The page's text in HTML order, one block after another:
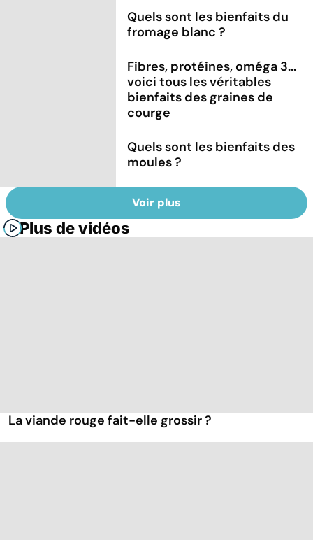
Quels sont les bienfaits du
fromage blanc ?
Fibres, protéines, oméga 3...
voici tous les véritables
bienfaits des graines de
courge
Quels sont les bienfaits des
moules ?
Voir plus
Plus de vidéos
La viande rouge fait-elle grossir ?